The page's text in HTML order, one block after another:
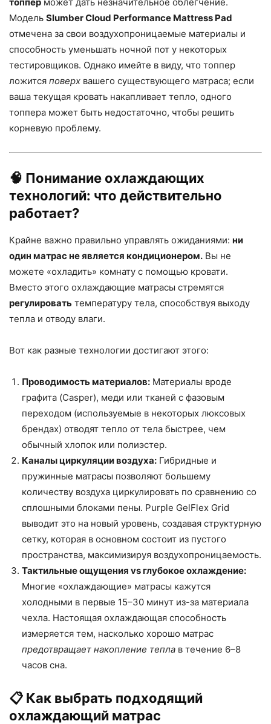
Модель Slumber Cloud Performance Mattress Pad
отмечена за свои воздухопроницаемые материалы и
способность уменьшать ночной пот у некоторых
тестировщиков. Однако имейте в виду, что топпер
ложится поверх вашего существующего матраса; если
ваша текущая кровать накапливает тепло, одного
топпера может быть недостаточно, чтобы решить
корневую проблему.
🧠 Понимание охлаждающих
технологий: что действительно
работает?
Крайне важно правильно управлять ожиданиями: ни
один матрас не является кондиционером. Вы не
можете «охладить» комнату с помощью кровати.
Вместо этого охлаждающие матрасы стремятся
регулировать температуру тела, способствуя выходу
тепла и отводу влаги.
Вот как разные технологии достигают этого:
Проводимость материалов: Материалы вроде
графита (Casper), меди или тканей с фазовым
переходом (используемые в некоторых люксовых
брендах) отводят тепло от тела быстрее, чем
обычный хлопок или полиэстер.
Каналы циркуляции воздуха: Гибридные и
пружинные матрасы позволяют большему
количеству воздуха циркулировать по сравнению со
сплошными блоками пены. Purple GelFlex Grid
выводит это на новый уровень, создавая структурную
сетку, которая в основном состоит из пустого
пространства, максимизируя воздухопроницаемость.
Тактильные ощущения vs глубокое охлаждение:
Многие «охлаждающие» матрасы кажутся
холодными в первые 15–30 минут из-за материала
чехла. Настоящая охлаждающая способность
измеряется тем, насколько хорошо матрас
предотвращает накопление тепла в течение 6–8
часов сна.
📋 Как выбрать подходящий
охлаждающий матрас